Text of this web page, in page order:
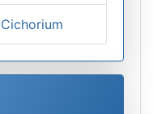
Cichorium